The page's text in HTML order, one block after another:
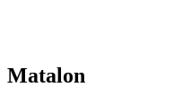
Matalon